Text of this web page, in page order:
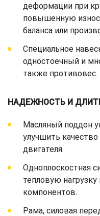
деформации при
повышенную
баланса или
Специальное
одностоечный и
также противовес.
НАДЕЖНОСТЬ И
Масляный поддон
улучшить
двигателя.
Одноплоскостная
тепловую
компонентов.
Рама, силовая